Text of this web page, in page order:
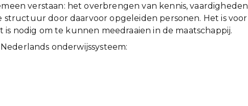
verstaan: het overbrengen van kennis, vaardigheden
door daarvoor opgeleiden personen. Het is voor
nodig om te kunnen meedraaien in de maatschappij.
onderwijssysteem: